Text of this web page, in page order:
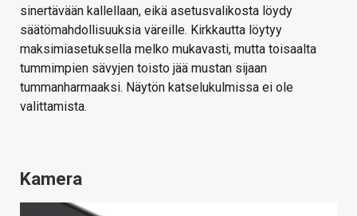
sinertävään kallellaan, eikä asetusvalikosta löydy
säätömahdollisuuksia väreille. Kirkkautta löytyy
maksimiasetuksella melko mukavasti, mutta toisaalta
tummimpien sävyjen toisto jää mustan sijaan
tummanharmaaksi. Näytön katselukulmissa ei ole
valittamista.
Kamera